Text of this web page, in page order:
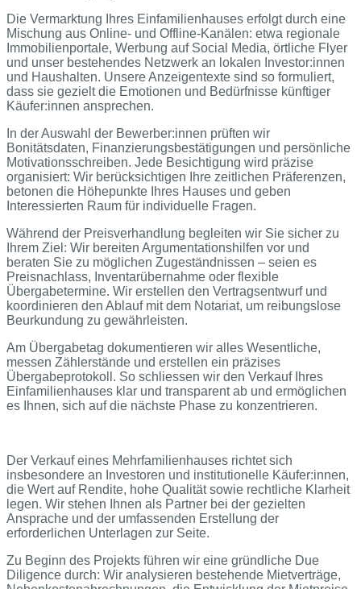
Die Vermarktung Ihres Einfamilienhauses erfolgt durch eine
Mischung aus Online- und Offline-Kanälen: etwa regionale
Immobilienportale, Werbung auf Social Media, örtliche Flyer
und unser bestehendes Netzwerk an lokalen Investor:innen
und Haushalten. Unsere Anzeigentexte sind so formuliert,
dass sie gezielt die Emotionen und Bedürfnisse künftiger
Käufer:innen ansprechen.
In der Auswahl der Bewerber:innen prüften wir
Bonitätsdaten, Finanzierungsbestätigungen und persönliche
Motivationsschreiben. Jede Besichtigung wird präzise
organisiert: Wir berücksichtigen Ihre zeitlichen Präferenzen,
betonen die Höhepunkte Ihres Hauses und geben
Interessierten Raum für individuelle Fragen.
Während der Preisverhandlung begleiten wir Sie sicher zu
Ihrem Ziel: Wir bereiten Argumentationshilfen vor und
beraten Sie zu möglichen Zugeständnissen – seien es
Preisnachlass, Inventarübernahme oder flexible
Übergabetermine. Wir erstellen den Vertragsentwurf und
koordinieren den Ablauf mit dem Notariat, um reibungslose
Beurkundung zu gewährleisten.
Am Übergabetag dokumentieren wir alles Wesentliche,
messen Zählerstände und erstellen ein präzises
Übergabeprotokoll. So schliessen wir den Verkauf Ihres
Einfamilienhauses klar und transparent ab und ermöglichen
es Ihnen, sich auf die nächste Phase zu konzentrieren.
Der Verkauf eines Mehrfamilienhauses richtet sich
insbesondere an Investoren und institutionelle Käufer:innen,
die Wert auf Rendite, hohe Qualität sowie rechtliche Klarheit
legen. Wir stehen Ihnen als Partner bei der gezielten
Ansprache und der umfassenden Erstellung der
erforderlichen Unterlagen zur Seite.
Zu Beginn des Projekts führen wir eine gründliche Due
Diligence durch: Wir analysieren bestehende Mietverträge,